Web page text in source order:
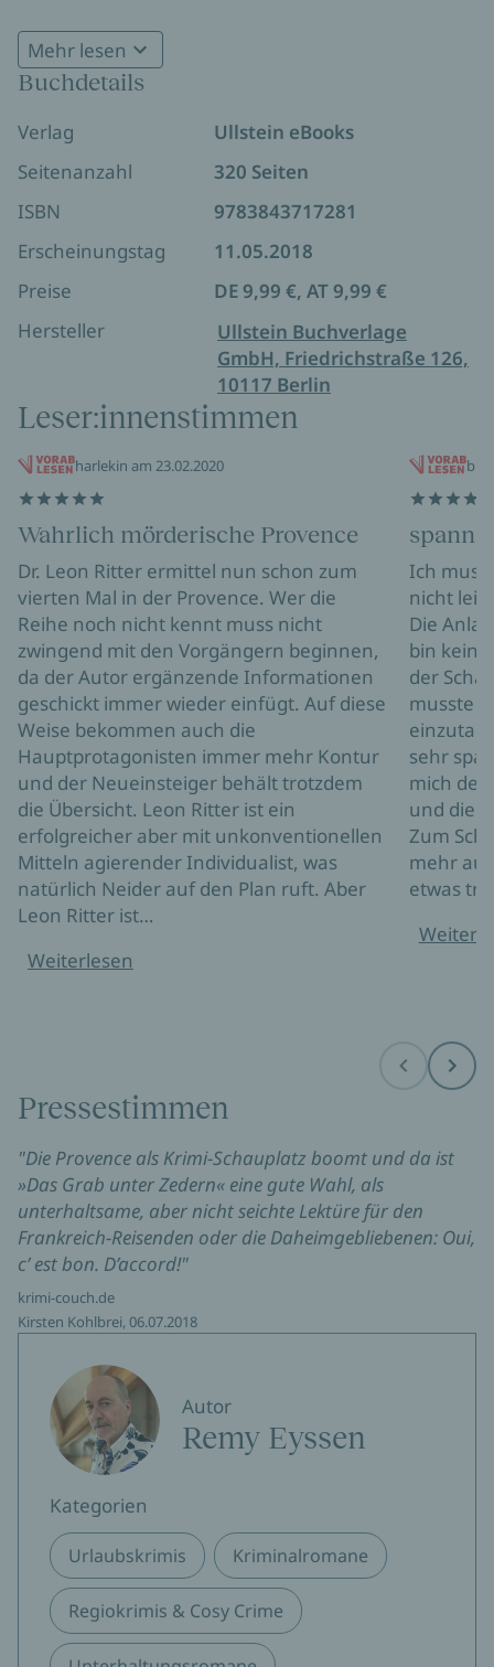
einfache Variante. Seine Nachforschungen führen
ihn auf die idyllische Insel Porquerolles. Tiefer und
tiefer gräbt er sich in die Geschichte der
Inselbewohner, aber seine Nachforschungen
gefallen nicht allen. Denn alles deutet daraufhin,
dass der Täter von damals dabei ist, weitere
glauben...
Mehr lesen
Buchdetails
Verlag
Ullstein eBooks
Seitenanzahl
320 Seiten
ISBN
9783843717281
Erscheinungstag
11.05.2018
Preise
DE 9,99 €, AT 9,99 €
Hersteller
Ullstein Buchverlage
GmbH, Friedrichstraße 126,
10117 Berlin
Leser:innenstimmen
harlekin am 23.02.2020
Wahrlich mörderische Provence
Dr. Leon Ritter ermittel nun schon zum
vierten Mal in der Provence. Wer die
Reihe noch nicht kennt muss nicht
zwingend mit den Vorgängern beginnen,
da der Autor ergänzende Informationen
geschickt immer wieder einfügt. Auf diese
Weise bekommen auch die
Hauptprotagonisten immer mehr Kontur
und der Neueinsteiger behält trotzdem
die Übersicht. Leon Ritter ist ein
erfolgreicher aber mit unkonventionellen
Mitteln agierender Individualist, was
natürlich Neider auf den Plan ruft. Aber
Leon Ritter ist…
Weiterlesen
Ich
nicht
Die
bin kein
der
musste
sehr
mich der
und die
Zum
mehr
etwas
Before Next
Pressestimmen
"Die Provence als Krimi-Schauplatz boomt und da ist
»Das Grab unter Zedern« eine gute Wahl, als
unterhaltsame, aber nicht seichte Lektüre für den
Frankreich-Reisenden oder die Daheimgebliebenen: Oui,
c’ est bon. D’accord!"
krimi-couch.de
Kirsten Kohlbrei, 06.07.2018
Autor
Remy Eyssen
Kategorien
Urlaubskrimis Kriminalromane
Regiokrimis & Cosy Crime